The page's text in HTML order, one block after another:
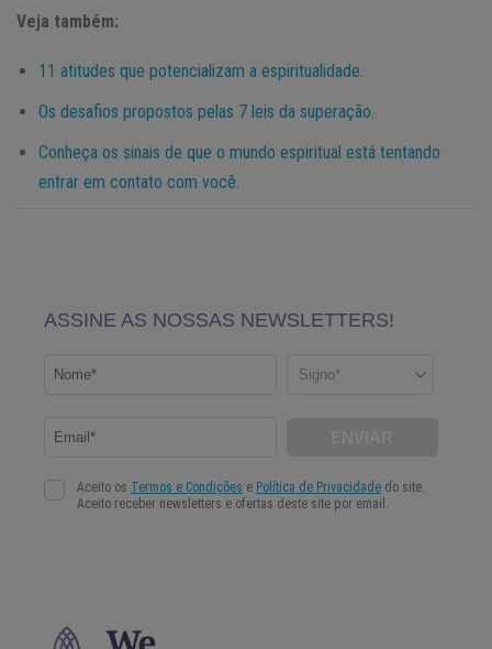
Veja também:
11 atitudes que potencializam a espiritualidade.
Os desafios propostos pelas 7 leis da superação.
Conheça os sinais de que o mundo espiritual está tentando
entrar em contato com você.